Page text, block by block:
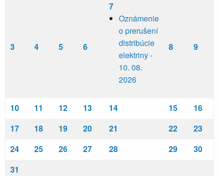
3 4 5 6
7
Oznámenie
o prerušení
distribúcie
elektriny -
10. 08.
2026
8 9
10 11 12 13 14 15
16
17
18 19 20 21 22
23
24
25 26 27 28 29
30
31